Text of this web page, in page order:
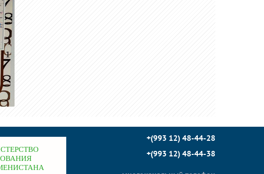
+(993 12) 48-44-28
+(993 12) 48-44-38